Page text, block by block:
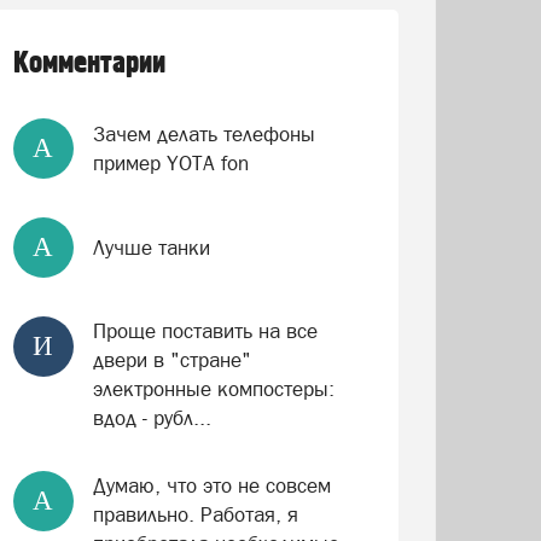
Комментарии
А
Зачем делать телефоны
пример YOTA fon
А Лучше танки
И
Проще поставить на все
двери в "стране"
электронные компостеры:
вдод - рубл...
А
Думаю, что это не совсем
правильно. Работая, я